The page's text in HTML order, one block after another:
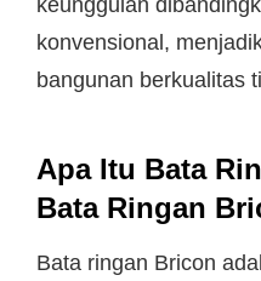
konvensional,
bangunan berkualitas
Apa Itu Bata
Bata Ringan
Bata ringan Bricon